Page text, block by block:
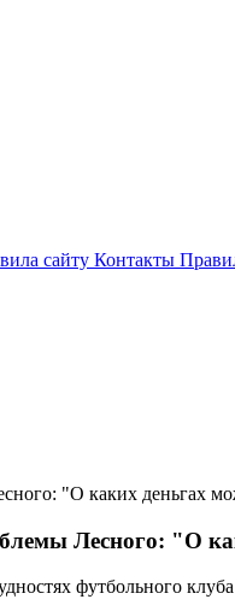
сайту Контакты
"О каких деньгах
Лесного: "О
футбольного